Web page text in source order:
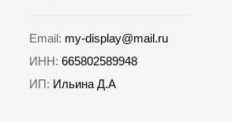
Email: my-display@mail.ru
ИНН: 665802589948
ИП: Ильина Д.А